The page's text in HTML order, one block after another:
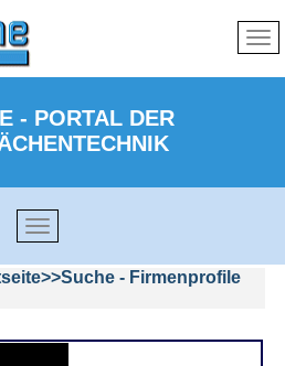
- PORTAL DER
Suche - Firmenprofile